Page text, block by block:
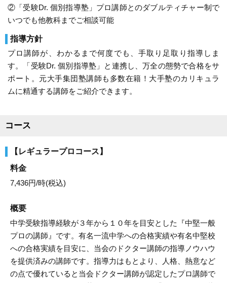
科目
英語
講師
プロ家庭教師 男性
開始時期
頻度
1回/週
目的
私立中学受験対策
目的の達成度
やや達成できた
成績変化
STAY
投稿者：ニックネームさん 投稿時期：2023年02月
②「受験Dr. 個別指導塾」プロ講師とのダブルティチャー制で
いつでも他教科までご相談可能
指導方針
プロ講師が、わかるまで何度でも、手取り足取り指導しま
す。「受験Dr. 個別指導塾」と連携し、万全の態勢で合格をサ
ポート。元大手集団塾講師も多数在籍！大手塾のカリキュラ
ムに精通する講師をご紹介できます。
コース
【レギュラープロコース】
料金
7,436円/時(税込)
概要
中学受験指導経験が３年から１０年を目安とした『中堅一般
プロの講師』です。有名一流中学への合格実績や有名中堅校
への合格実績を目安に、当会のドクター講師の指導ノウハウ
を提供済みの講師です。指導力はもとより、人格、熱意など
の点で優れていると当会ドクター講師が認定したプロ講師で